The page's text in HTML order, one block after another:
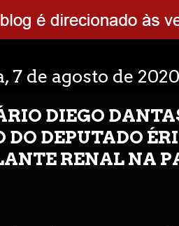
7 de agosto de 2020
DIEGO
DO DEPUTADO
RENAL NA